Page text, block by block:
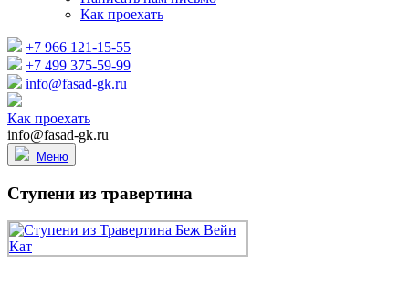
Как проехать
+7 966 121-15-55
+7 499 375-59-99
info@fasad-gk.ru
Как проехать
info@fasad-gk.ru
Меню
Ступени из травертина